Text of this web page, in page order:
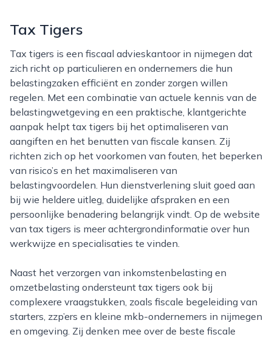
Tax Tigers
Tax tigers is een fiscaal advieskantoor in nijmegen dat
zich richt op particulieren en ondernemers die hun
belastingzaken efficiënt en zonder zorgen willen
regelen. Met een combinatie van actuele kennis van de
belastingwetgeving en een praktische, klantgerichte
aanpak helpt tax tigers bij het optimaliseren van
aangiften en het benutten van fiscale kansen. Zij
richten zich op het voorkomen van fouten, het beperken
van risico’s en het maximaliseren van
belastingvoordelen. Hun dienstverlening sluit goed aan
bij wie heldere uitleg, duidelijke afspraken en een
persoonlijke benadering belangrijk vindt. Op de website
van tax tigers is meer achtergrondinformatie over hun
werkwijze en specialisaties te vinden.
Naast het verzorgen van inkomstenbelasting en
omzetbelasting ondersteunt tax tigers ook bij
complexere vraagstukken, zoals fiscale begeleiding van
starters, zzp’ers en kleine mkb-ondernemers in nijmegen
en omgeving. Zij denken mee over de beste fiscale